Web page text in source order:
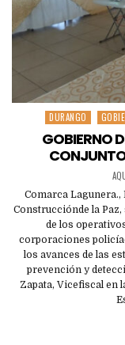
Posted
in
DURANGO
GOBIERNO
Comarca Lagunera.,
Construcciónde la
de los
corporaciones
los avances de las
prevención y
Zapata, Vicefiscal en